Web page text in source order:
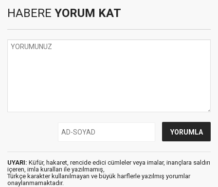
HABERE YORUM KAT
UYARI: Küfür, hakaret, rencide edici cümleler veya imalar, inançlara saldırı
içeren, imla kuralları ile yazılmamış,
Türkçe karakter kullanılmayan ve büyük harflerle yazılmış yorumlar
onaylanmamaktadır.